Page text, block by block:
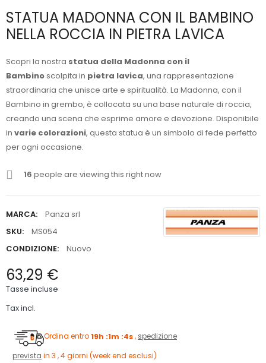
STATUA MADONNA CON IL BAMBINO
NELLA ROCCIA IN PIETRA LAVICA
Scopri la nostra statua della Madonna con il
Bambinoscolpita in pietra lavica, una rappresentazione
straordinaria che unisce arte e spiritualità. La Madonna, con il
Bambino in grembo, è collocata su una base naturale di roccia,
creando una scena che esprime amore e devozione. Disponibile
in varie colorazioni, questa statua è un simbolo di fede perfetto
per ogni occasione.
16 people are viewing this right now
MARCA:
Panza srl
SKU:
MS054
CONDIZIONE:
Nuovo
63,29 €
Tasse incluse
Tax incl.
Ordina entro19h :1m :4s, spedizione
prevista in 3 , 4 giorni (week end esclusi)